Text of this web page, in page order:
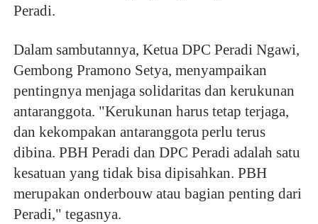
Peradi.
Dalam sambutannya, Ketua DPC Peradi Ngawi,
Gembong Pramono Setya, menyampaikan
pentingnya menjaga solidaritas dan kerukunan
antaranggota. "Kerukunan harus tetap terjaga,
dan kekompakan antaranggota perlu terus
dibina. PBH Peradi dan DPC Peradi adalah satu
kesatuan yang tidak bisa dipisahkan. PBH
merupakan onderbouw atau bagian penting dari
Peradi," tegasnya.